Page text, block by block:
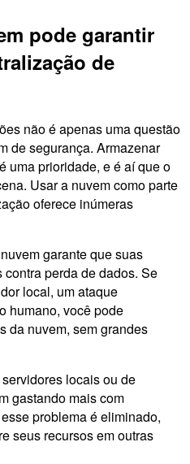
pode garantir
de
não é apenas uma questão
de segurança. Armazenar
uma prioridade, e é aí que o
Usar a nuvem como parte
oferece inúmeras
garante que suas
perda de dados. Se
local, um ataque
humano, você pode
da nuvem, sem grandes
locais ou de
gastando mais com
problema é eliminado,
seus recursos em outras